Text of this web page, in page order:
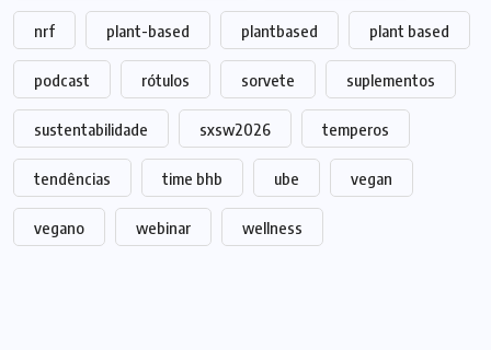
nrf plant-based plantbased plant based
podcast rótulos sorvete suplementos
sustentabilidade sxsw2026 temperos
tendências time bhb ube vegan
vegano webinar wellness